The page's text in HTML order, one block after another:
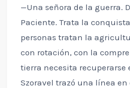
—Una señora de la guerra.
Paciente. Trata la
personas tratan la
con rotación, con la
tierra necesita recuperarse
Szoravel trazó una línea